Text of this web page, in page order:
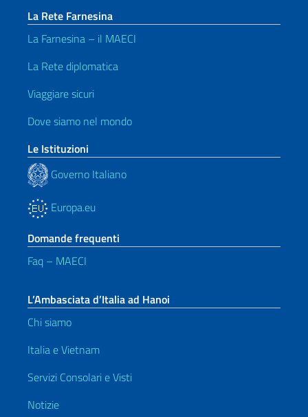
La Rete Farnesina
La Farnesina – il MAECI
La Rete diplomatica
Viaggiare sicuri
Dove siamo nel mondo
Le Istituzioni
Governo Italiano
Europa.eu
Domande frequenti
Faq – MAECI
L’Ambasciata d’Italia ad Hanoi
Chi siamo
Italia e Vietnam
Servizi Consolari e Visti
Notizie